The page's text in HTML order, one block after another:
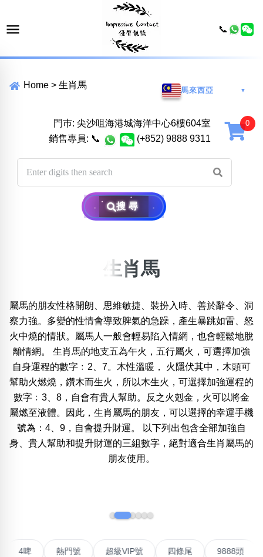
Home > 生肖馬
馬來西亞 ▼
門巿: 尖沙咀海港城海洋中心6樓604室
銷售專員: 📞 (+852) 9888 9311
搜尋
位置:
一 二 三 四 五 六 七 八 十
清除全部分類
搜尋
不包含數字
無0無1 無2 無3無4無5無6無7 無8 無9
熱門分類
生肖馬
屬馬的朋友性格開朗、思維敏捷、裝扮入時、善於辭令、洞
察力強。多變的性情會導致脾氣的急躁，產生暴跳如雷、怒
火中燒的情狀。屬馬人一般會輕易陷入情網，也會輕鬆地脫
離情網。 生肖馬的地支五為午火，五行屬火，可選擇加強
自身運程的數字﹕2、7。木性溫暖， 火隱伏其中，木頭可
幫助火燃燒，鑽木而生火，所以木生火，可選擇加強運程的
數字﹕3、8，自會有貴人幫助。反之火剋金，火可以將金
屬燃至液體。因此，生肖屬馬的朋友，可以選擇的幸運手機
號為：4、9，自會提升財運。 以下列出包含全部加強自
身、貴人幫助和提升財運的三組數字，絕對適合生肖屬馬的
朋友使用。
熱門號 超級VIP號 四條尾 9888頭
📞